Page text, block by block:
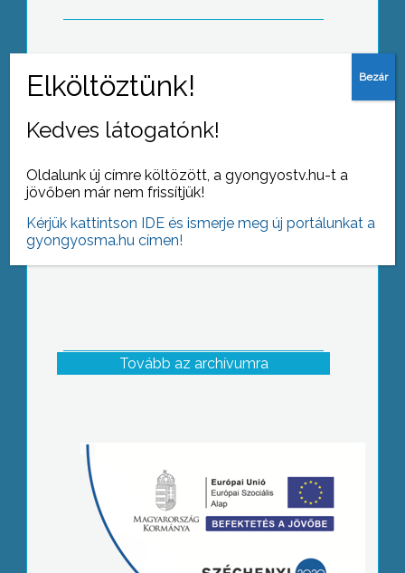
2008 a \”Biblia éve”. Ennek kapcsán
rendezték meg Gyöngyösön is a 66-
os út interaktív kiállítást, ahol a Biblia
meg az érdeklődőket játékos
formában
Tovább az archívumra
Kedves látogatónk!
Oldalunk új címre költözött, a gyongyostv.hu-t a
jövőben már nem frissítjük!
Kérjük kattintson IDE és ismerje meg új portálunkat a
gyongyosma.hu címen!